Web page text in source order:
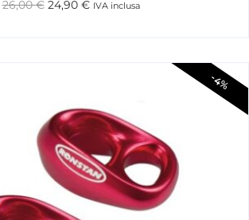
26,00€ 24,90 € IVA inclusa
-4%